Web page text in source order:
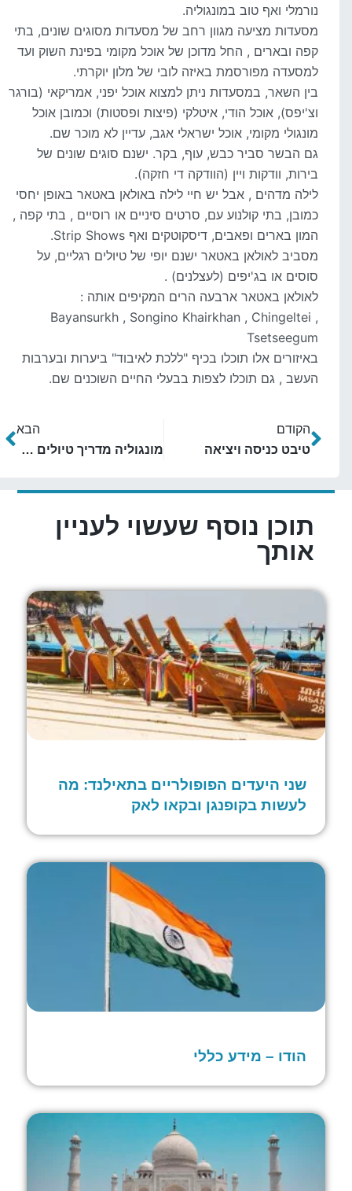
נורמלי ואף טוב במונגוליה.
מסעדות מציעה מגוון רחב של מסעדות מסוגים שונים, בתי
קפה ובארים , החל מדוכן של אוכל מקומי בפינת השוק ועד
למסעדה מפורסמת באיזה לובי של מלון יוקרתי.
בין השאר, במסעדות ניתן למצוא אוכל יפני, אמריקאי (בורגר
וצ'יפס), אוכל הודי, איטלקי (פיצות ופסטות) וכמובן אוכל
מונגולי מקומי, אוכל ישראלי אגב, עדיין לא מוכר שם.
גם הבשר סביר כבש, עוף, בקר. ישנם סוגים שונים של
בירות, וודקות ויין (הוודקה די חזקה).
לילה מדהים , אבל יש חיי לילה באולאן באטאר באופן יחסי
כמובן, בתי קולנוע עם, סרטים סיניים או רוסיים , בתי קפה ,
המון בארים ופאבים, דיסקוטקים ואף Strip Shows.
מסביב לאולאן באטאר ישנם יופי של טיולים רגליים, על
סוסים או בג'יפים (לעצלנים) .
לאולאן באטאר ארבעה הרים המקיפים אותה :
Bayansurkh , Songino Khairkhan , Chingeltei ,
Tsetseegum
באיזורים אלו תוכלו בכיף "ללכת לאיבוד" ביערות ובערבות
העשב , גם תוכלו לצפות בבעלי החיים השוכנים שם.
הקודם
טיבט כניסה ויציאה
הבא
מונגוליה מדריך טיולים מה עושים ועצות חשובות
תוכן נוסף שעשוי לעניין
אותך
שני היעדים הפופולריים בתאילנד: מה
לעשות בקופנגן ובקאו לאק
הודו – מידע כללי